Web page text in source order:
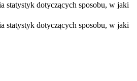
statystyk dotyczących sposobu, w jaki
statystyk dotyczących sposobu, w jaki